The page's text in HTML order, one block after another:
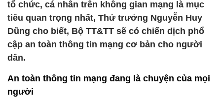
tổ chức, cá nhân trên không gian mạng là mục
tiêu quan trọng nhất, Thứ trưởng Nguyễn Huy
Dũng cho biết, Bộ TT&TT sẽ có chiến dịch phổ
cập an toàn thông tin mạng cơ bản cho người
dân.
An toàn thông tin mạng đang là chuyện của mọi
người